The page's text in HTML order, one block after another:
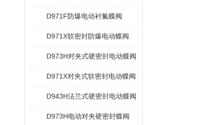
D971F防爆电动衬氟蝶阀
D971X软密封防爆电动蝶阀
D973H对夹式硬密封电动蝶阀
D971X对夹式软密封电动蝶阀
D943H法兰式硬密封电动蝶阀
D973H电动对夹硬密封蝶阀